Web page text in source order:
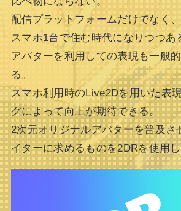
配信プラットフォームだけでなく
スマホ1台で住む時代になりつつあ
アバターを利用しての表現も一般
る。
スマホ利用時のLive2Dを用いた表
グによって向上が期待できる。
2次元オリジナルアバターを普及さ
イターに求めるものを2DRを使用